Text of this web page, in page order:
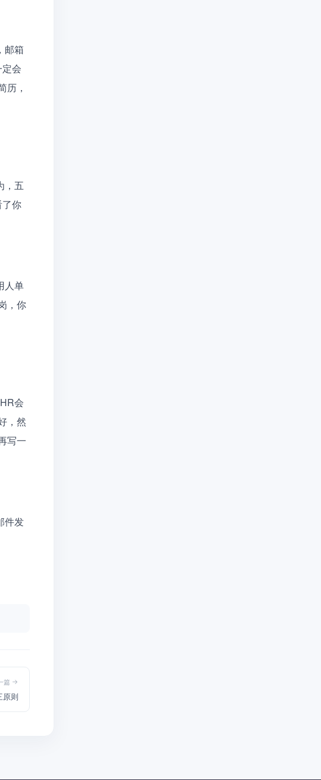
会
历，
你
，你
，然
写一
篇
原则